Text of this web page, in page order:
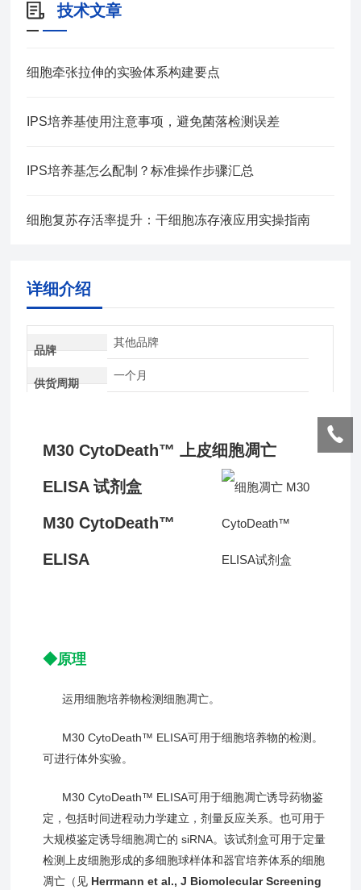
技术文章
细胞牵张拉伸的实验体系构建要点
IPS培养基使用注意事项，避免菌落检测误差
IPS培养基怎么配制？标准操作步骤汇总
细胞复苏存活率提升：干细胞冻存液应用实操指南
详细介绍
品牌
其他品牌
供货周期
一个月
M30 CytoDeath™ 上皮细胞凋亡
ELISA 试剂盒
M30 CytoDeath™
ELISA
◆原理
运用细胞培养物检测细胞凋亡。
M30 CytoDeath™ ELISA可用于细胞培养物的检测。
可进行体外实验。
M30 CytoDeath™ ELISA可用于细胞凋亡诱导药物鉴
定，包括时间进程动力学建立，剂量反应关系。也可用于
大规模鉴定诱导细胞凋亡的 siRNA。该试剂盒可用于定量
检测上皮细胞形成的多细胞球样体和器官培养体系的细胞
凋亡（见 Herrmann et al., J Biomolecular Screening